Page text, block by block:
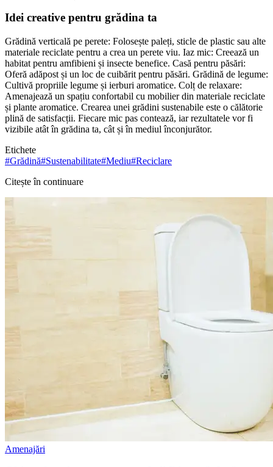
Idei creative pentru grădina ta
Grădină verticală pe perete: Folosește paleți, sticle de plastic sau alte
materiale reciclate pentru a crea un perete viu. Iaz mic: Creează un
habitat pentru amfibieni și insecte benefice. Casă pentru păsări:
Oferă adăpost și un loc de cuibărit pentru păsări. Grădină de legume:
Cultivă propriile legume și ierburi aromatice. Colț de relaxare:
Amenajează un spațiu confortabil cu mobilier din materiale reciclate
și plante aromatice. Crearea unei grădini sustenabile este o călătorie
plină de satisfacții. Fiecare mic pas contează, iar rezultatele vor fi
vizibile atât în grădina ta, cât și în mediul înconjurător.
Etichete
#Grădină#Sustenabilitate#Mediu#Reciclare
Citește în continuare
Amenajări